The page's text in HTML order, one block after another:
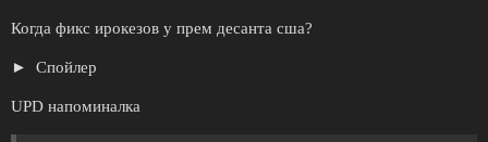
Когда фикс ирокезов у прем десанта сша?
Спойлер
UPD напоминалка